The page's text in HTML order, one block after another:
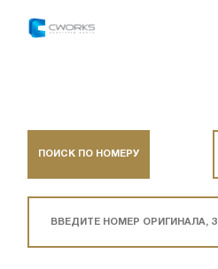
ПОИСК ПО НОМЕРУ